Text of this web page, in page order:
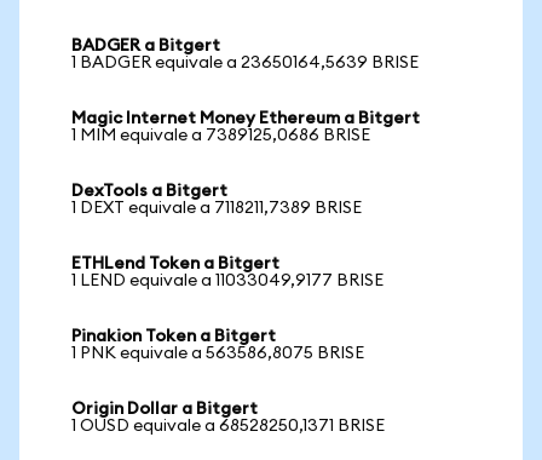
BADGER a Bitgert
1 BADGER equivale a 23650164,5639 BRISE
Magic Internet Money Ethereum a Bitgert
1 MIM equivale a 7389125,0686 BRISE
DexTools a Bitgert
1 DEXT equivale a 7118211,7389 BRISE
ETHLend Token a Bitgert
1 LEND equivale a 11033049,9177 BRISE
Pinakion Token a Bitgert
1 PNK equivale a 563586,8075 BRISE
Origin Dollar a Bitgert
1 OUSD equivale a 68528250,1371 BRISE